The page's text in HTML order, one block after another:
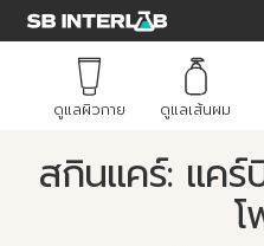
ดูแลผิวกาย ดูแลเส้นผม
สกินแคร์: แคร์